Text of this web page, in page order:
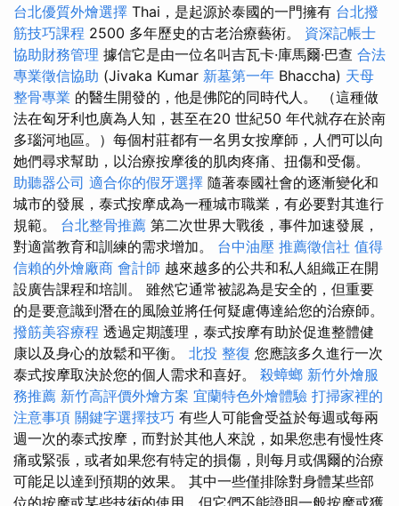
台北優質外燴選擇 Thai，是起源於泰國的一門擁有 台北撥
筋技巧課程 2500 多年歷史的古老治療藝術。 資深記帳士
協助財務管理 據信它是由一位名叫吉瓦卡·庫馬爾·巴查 合法
專業徵信協助 (Jivaka Kumar 新墓第一年 Bhaccha) 天母
整骨專業 的醫生開發的，他是佛陀的同時代人。 （這種做
法在匈牙利也廣為人知，甚至在20 世紀50 年代就存在於南
多瑙河地區。）每個村莊都有一名男女按摩師，人們可以向
她們尋求幫助，以治療按摩後的肌肉疼痛、扭傷和受傷。
助聽器公司 適合你的假牙選擇 隨著泰國社會的逐漸變化和
城市的發展，泰式按摩成為一種城市職業，有必要對其進行
規範。 台北整骨推薦 第二次世界大戰後，事件加速發展，
對適當教育和訓練的需求增加。 台中油壓 推薦徵信社 值得
信賴的外燴廠商 會計師 越來越多的公共和私人組織正在開
設廣告課程和培訓。 雖然它通常被認為是安全的，但重要
的是要意識到潛在的風險並將任何疑慮傳達給您的治療師。
撥筋美容療程 透過定期護理，泰式按摩有助於促進整體健
康以及身心的放鬆和平衡。 北投 整復 您應該多久進行一次
泰式按摩取決於您的個人需求和喜好。 殺蟑螂 新竹外燴服
務推薦 新竹高評價外燴方案 宜蘭特色外燴體驗 打掃家裡的
注意事項 關鍵字選擇技巧 有些人可能會受益於每週或每兩
週一次的泰式按摩，而對於其他人來說，如果您患有慢性疼
痛或緊張，或者如果您有特定的損傷，則每月或偶爾的治療
可能足以達到預期的效果。 其中一些僅排除對身體某些部
位的按摩或某些技術的使用，但它們不能證明一般按摩或獲